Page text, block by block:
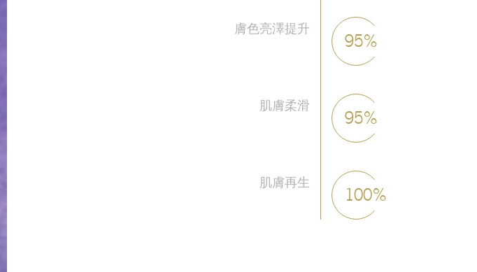
膚色亮澤提升
95%
肌膚柔滑
95%
肌膚再生
100%